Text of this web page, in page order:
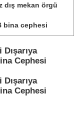
dış mekan örgü
bina cephesi
Cephesi
Cephesi